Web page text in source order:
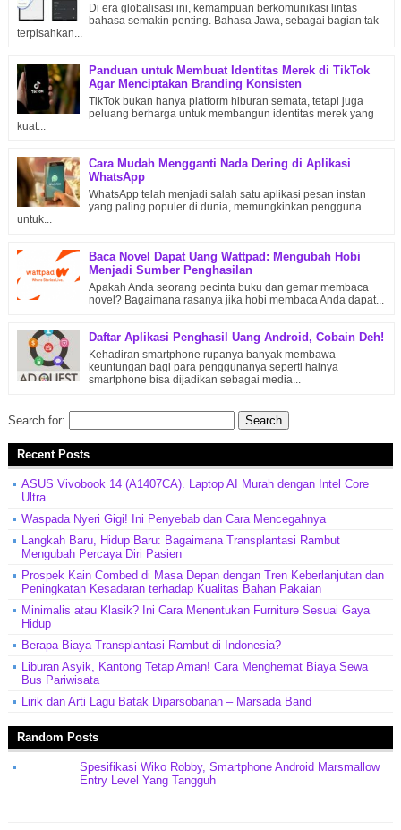
Di era globalisasi ini, kemampuan berkomunikasi lintas
bahasa semakin penting. Bahasa Jawa, sebagai bagian tak
terpisahkan...
Panduan untuk Membuat Identitas Merek di TikTok
Agar Menciptakan Branding Konsisten
TikTok bukan hanya platform hiburan semata, tetapi juga
peluang berharga untuk membangun identitas merek yang
kuat...
Cara Mudah Mengganti Nada Dering di Aplikasi
WhatsApp
WhatsApp telah menjadi salah satu aplikasi pesan instan
yang paling populer di dunia, memungkinkan pengguna
untuk...
Baca Novel Dapat Uang Wattpad: Mengubah Hobi
Menjadi Sumber Penghasilan
Apakah Anda seorang pecinta buku dan gemar membaca
novel? Bagaimana rasanya jika hobi membaca Anda dapat...
Daftar Aplikasi Penghasil Uang Android, Cobain Deh!
Kehadiran smartphone rupanya banyak membawa
keuntungan bagi para penggunanya seperti halnya
smartphone bisa dijadikan sebagai media...
Search for:
Recent Posts
ASUS Vivobook 14 (A1407CA). Laptop AI Murah dengan Intel Core
Ultra
Waspada Nyeri Gigi! Ini Penyebab dan Cara Mencegahnya
Langkah Baru, Hidup Baru: Bagaimana Transplantasi Rambut
Mengubah Percaya Diri Pasien
Prospek Kain Combed di Masa Depan dengan Tren Keberlanjutan dan
Peningkatan Kesadaran terhadap Kualitas Bahan Pakaian
Minimalis atau Klasik? Ini Cara Menentukan Furniture Sesuai Gaya
Hidup
Berapa Biaya Transplantasi Rambut di Indonesia?
Liburan Asyik, Kantong Tetap Aman! Cara Menghemat Biaya Sewa
Bus Pariwisata
Lirik dan Arti Lagu Batak Diparsobanan – Marsada Band
Random Posts
Spesifikasi Wiko Robby, Smartphone Android Marsmallow
Entry Level Yang Tangguh